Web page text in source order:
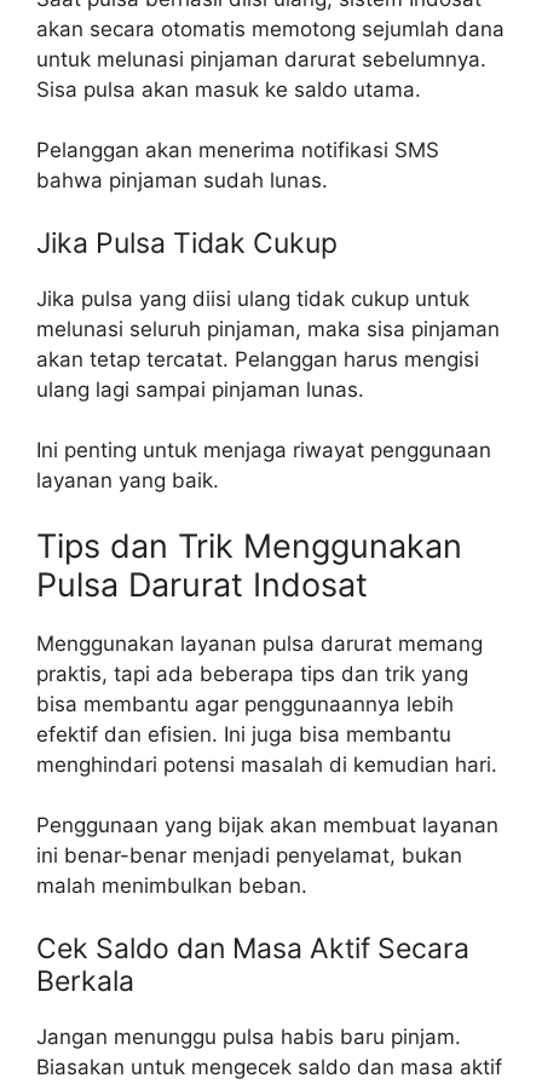
akan secara otomatis memotong sejumlah dana
untuk melunasi pinjaman darurat sebelumnya.
Sisa pulsa akan masuk ke saldo utama.
Pelanggan akan menerima notifikasi SMS
bahwa pinjaman sudah lunas.
Jika Pulsa Tidak Cukup
Jika pulsa yang diisi ulang tidak cukup untuk
melunasi seluruh pinjaman, maka sisa pinjaman
akan tetap tercatat. Pelanggan harus mengisi
ulang lagi sampai pinjaman lunas.
Ini penting untuk menjaga riwayat penggunaan
layanan yang baik.
Tips dan Trik Menggunakan
Pulsa Darurat Indosat
Menggunakan layanan pulsa darurat memang
praktis, tapi ada beberapa tips dan trik yang
bisa membantu agar penggunaannya lebih
efektif dan efisien. Ini juga bisa membantu
menghindari potensi masalah di kemudian hari.
Penggunaan yang bijak akan membuat layanan
ini benar-benar menjadi penyelamat, bukan
malah menimbulkan beban.
Cek Saldo dan Masa Aktif Secara
Berkala
Jangan menunggu pulsa habis baru pinjam.
Biasakan untuk mengecek saldo dan masa aktif